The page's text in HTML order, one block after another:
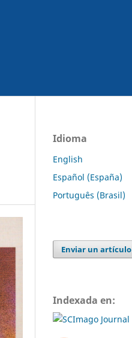
Idioma
English
Español (España)
Português (Brasil)
Enviar un artículo
Indexada en: